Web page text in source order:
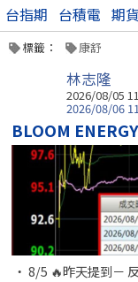
台指期 台積電 期貨
標籤： 康舒
林志隆
2026/08/05
2026/08/06
BLOOM
‧ 8/5 🔥昨天提到－